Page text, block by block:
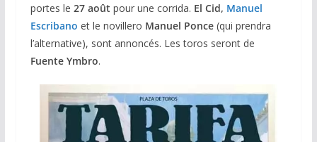
portes le 27 août pour une corrida. El Cid, Manuel
Escribano et le novillero Manuel Ponce(qui prendra
l’alternative), sont annoncés. Les toros seront de
Fuente Ymbro.